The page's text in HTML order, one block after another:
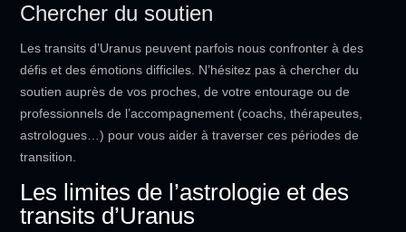
Chercher du soutien
Les transits d’Uranus peuvent parfois nous confronter à des
défis et des émotions difficiles. N’hésitez pas à chercher du
soutien auprès de vos proches, de votre entourage ou de
professionnels de l’accompagnement (coachs, thérapeutes,
astrologues…) pour vous aider à traverser ces périodes de
transition.
Les limites de l’astrologie et des
transits d’Uranus